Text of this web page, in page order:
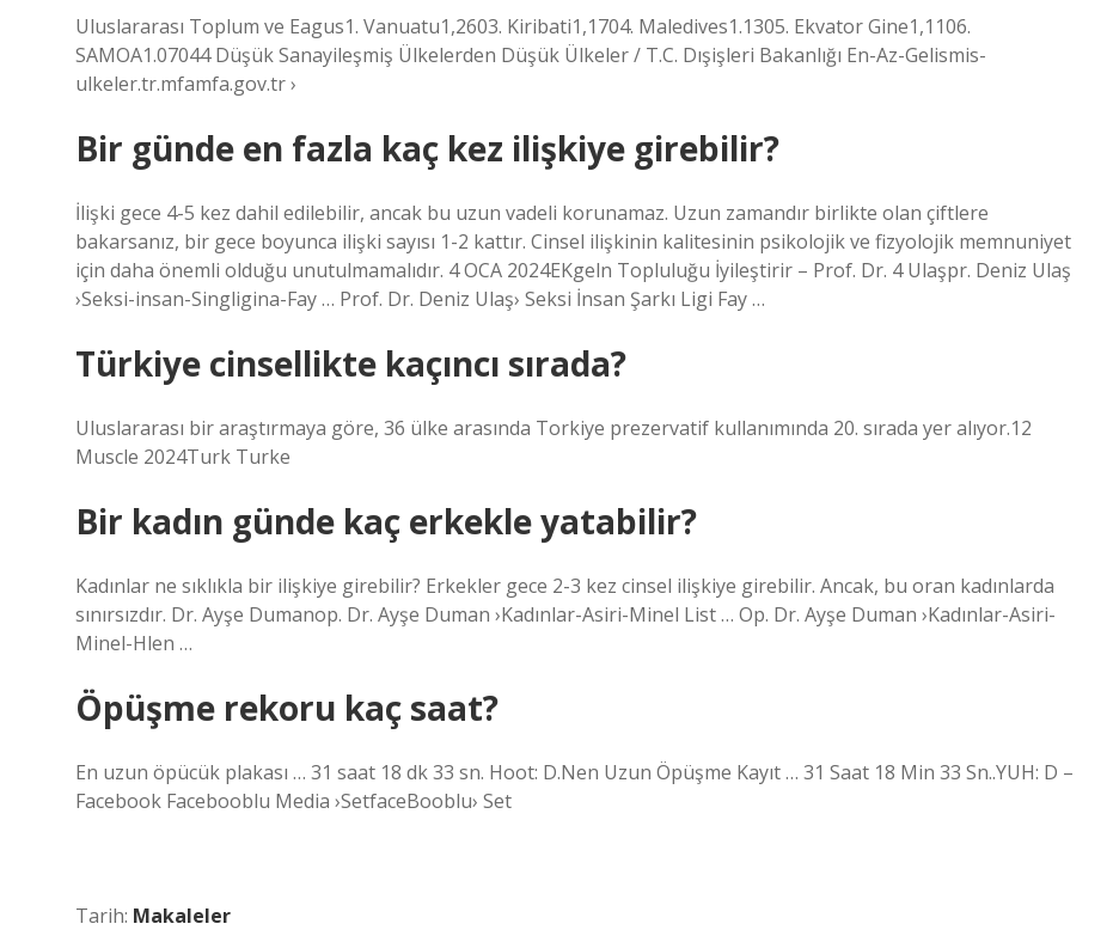
Uluslararası Toplum ve Eagus1. Vanuatu1,2603. Kiribati1,1704. Maledives1.1305. Ekvator Gine1,1106.
SAMOA1.07044 Düşük Sanayileşmiş Ülkelerden Düşük Ülkeler / T.C. Dışişleri Bakanlığı En-Az-Gelismis-
ulkeler.tr.mfamfa.gov.tr ​​›
Bir günde en fazla kaç kez ilişkiye girebilir?
İlişki gece 4-5 kez dahil edilebilir, ancak bu uzun vadeli korunamaz. Uzun zamandır birlikte olan çiftlere
bakarsanız, bir gece boyunca ilişki sayısı 1-2 kattır. Cinsel ilişkinin kalitesinin psikolojik ve fizyolojik memnuniyet
için daha önemli olduğu unutulmamalıdır. 4 OCA 2024EKgeln Topluluğu İyileştirir – Prof. Dr. 4 Ulaşpr. Deniz Ulaş
›Seksi-insan-Singligina-Fay … Prof. Dr. Deniz Ulaş› Seksi İnsan Şarkı Ligi Fay …
Türkiye cinsellikte kaçıncı sırada?
Uluslararası bir araştırmaya göre, 36 ülke arasında Torkiye prezervatif kullanımında 20. sırada yer alıyor.12
Muscle 2024Turk Turke
Bir kadın günde kaç erkekle yatabilir?
Kadınlar ne sıklıkla bir ilişkiye girebilir? Erkekler gece 2-3 kez cinsel ilişkiye girebilir. Ancak, bu oran kadınlarda
sınırsızdır. Dr. Ayşe Dumanop. Dr. Ayşe Duman ›Kadınlar-Asiri-Minel List … Op. Dr. Ayşe Duman ›Kadınlar-Asiri-
Minel-Hlen …
Öpüşme rekoru kaç saat?
En uzun öpücük plakası … 31 saat 18 dk 33 sn. Hoot: D.Nen Uzun Öpüşme Kayıt … 31 Saat 18 Min 33 Sn..YUH: D –
Facebook Facebooblu Media ›SetfaceBooblu› Set
Tarih: Makaleler